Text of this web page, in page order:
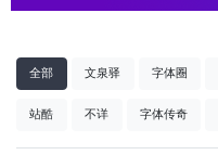
全部 文泉驿 字体圈
站酷 不详 字体传奇